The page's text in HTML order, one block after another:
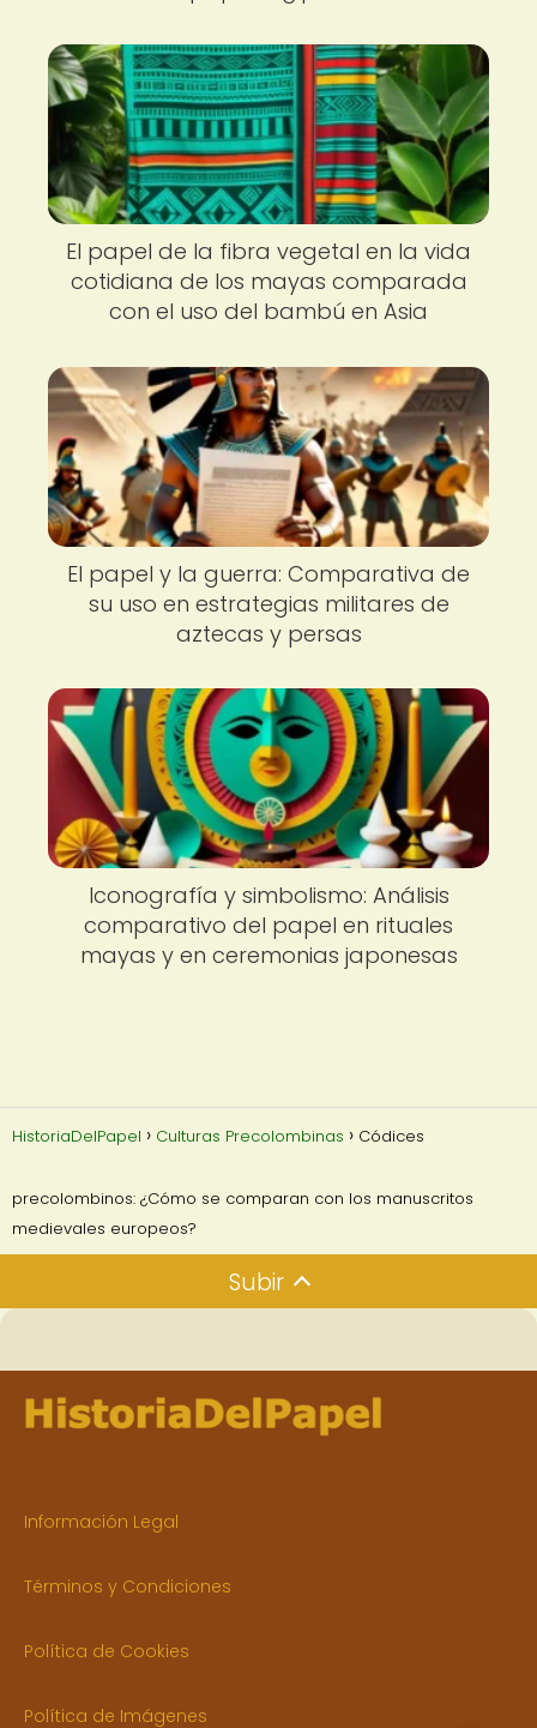
El papel de la fibra vegetal en la vida
cotidiana de los mayas comparada
con el uso del bambú en Asia
El papel y la guerra: Comparativa de
su uso en estrategias militares de
aztecas y persas
Iconografía y simbolismo: Análisis
comparativo del papel en rituales
mayas y en ceremonias japonesas
HistoriaDelPapel Culturas Precolombinas Códices
precolombinos: ¿Cómo se comparan con los manuscritos
medievales europeos?
Subir
Información Legal
Términos y Condiciones
Política de Cookies
Política de Imágenes